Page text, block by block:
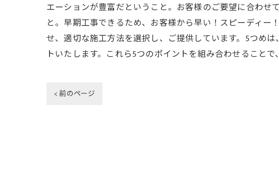
エーションが豊富だということ。お客様のご要望に合わせ
と。早期工事できるため、お客様から早い！スピーディ
せ、適切な施工方法を選択し、ご提供しています。5つめ
トいたします。これら5つのポイントを組み合わせること
< 前のページ